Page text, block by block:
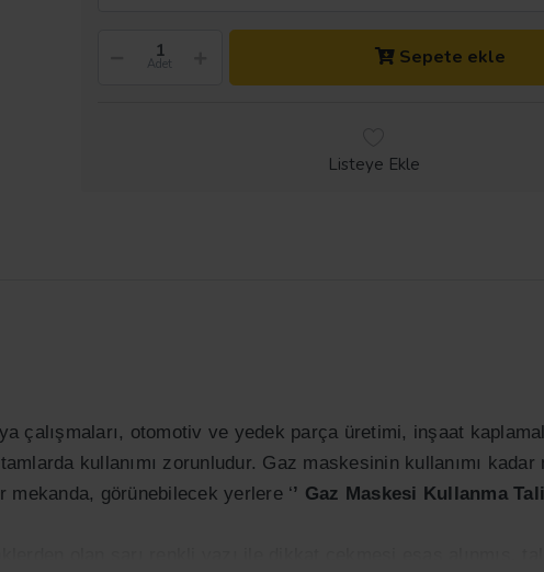
Adet Sepete ekle
Listeye Ekle
çalışmaları, otomotiv ve yedek parça üretimi, inşaat
kullanımı zorunludur. Gaz maskesinin kullanımı kadar
mekanda, görünebilecek yerlere ‘’ Gaz Maskesi Kullanma